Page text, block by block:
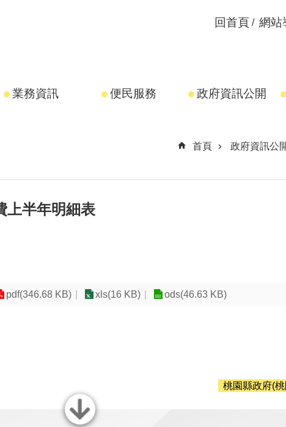
回首頁 網站
業務資訊 便民服務 政府資訊公開
首頁
政府資訊公
上半年明細表
pdf(346.68 KB) xls(16 KB) ods(46.63 KB)
桃園縣政府(